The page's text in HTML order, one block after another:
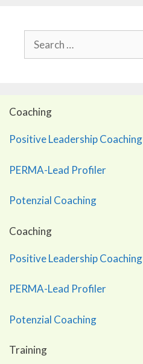
Search
for:
Coaching
Positive Leadership Coaching
PERMA-Lead Profiler
Potenzial Coaching
Coaching
Positive Leadership Coaching
PERMA-Lead Profiler
Potenzial Coaching
Training